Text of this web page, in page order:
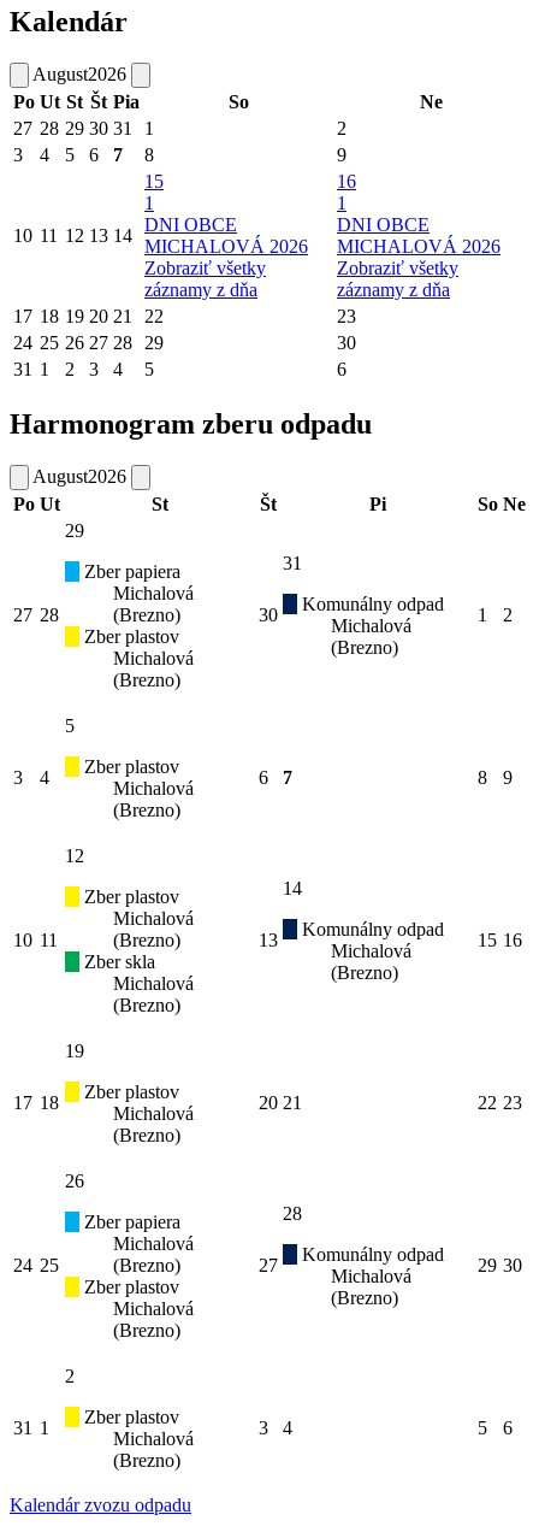
Kalendár
August2026
Po Ut St Št Pia So
Ne
27 28 29 30 31 1
2
3
4 5 6 7 8 9
10 11 12 13 14
15
1
DNI OBCE
MICHALOVÁ 2026
Zobraziť všetky
záznamy z dňa
16
1
DNI OBCE
MICHALOVÁ 2026
Zobraziť všetky
záznamy z dňa
17 18 19 20 21 22
23
24 25 26 27 28 29
30
31 1 2 3 4 5 6
Harmonogram zberu odpadu
August2026
Po Ut St Št Pi So Ne
27 28
29
Zber papiera
Michalová
(Brezno)
Zber plastov
Michalová
(Brezno)
30
31
Komunálny odpad
Michalová
(Brezno)
1 2
3 4
5
Zber plastov
Michalová
(Brezno)
6 7 8 9
10 11
12
Zber plastov
Michalová
(Brezno)
Zber skla
Michalová
(Brezno)
13
14
Komunálny odpad
Michalová
(Brezno)
15 16
17 18
19
Zber plastov
Michalová
(Brezno)
20 21 22 23
24 25
26
Zber papiera
Michalová
(Brezno)
Zber plastov
Michalová
(Brezno)
27
28
Komunálny odpad
Michalová
(Brezno)
29 30
31 1
2
Zber plastov
Michalová
(Brezno)
3 4 5 6
Kalendár zvozu odpadu